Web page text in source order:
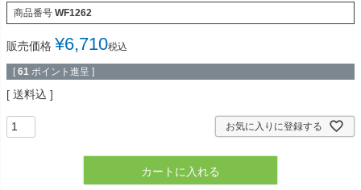
商品番号 WF1262
販売価格 ¥6,710税込
[ 61 ポイント進呈 ]
送料込
お気に入りに登録する
カートに入れる